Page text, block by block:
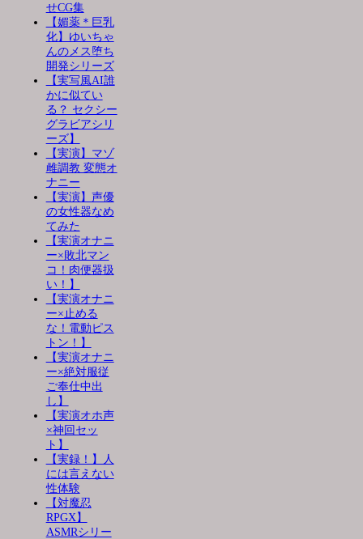
せCG集
【媚薬＊巨乳
化】ゆいちゃ
んのメス堕ち
開発シリーズ
【実写風AI誰
かに似てい
る？ セクシー
グラビアシリ
ーズ】
【実演】マゾ
雌調教 変態オ
ナニー
【実演】声優
の女性器なめ
てみた
【実演オナニ
ー×敗北マン
コ！肉便器扱
い！】
【実演オナニ
ー×止める
な！電動ピス
トン！】
【実演オナニ
ー×絶対服従
ご奉仕中出
し】
【実演オホ声
×神回セッ
ト】
【実録！】人
には言えない
性体験
【対魔忍
RPGX】
ASMRシリー